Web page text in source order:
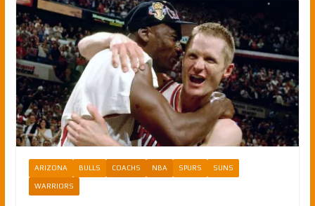
ARIZONA BULLS COACHS NBA SPURS SUNS
WARRIORS